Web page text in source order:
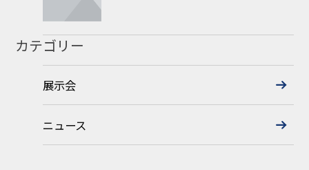
カテゴリー
展示会
ニュース